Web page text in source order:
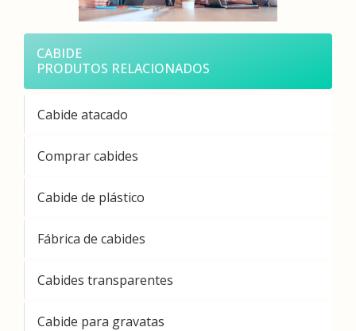
CABIDE
PRODUTOS RELACIONADOS
Cabide atacado
Comprar cabides
Cabide de plástico
Fábrica de cabides
Cabides transparentes
Cabide para gravatas